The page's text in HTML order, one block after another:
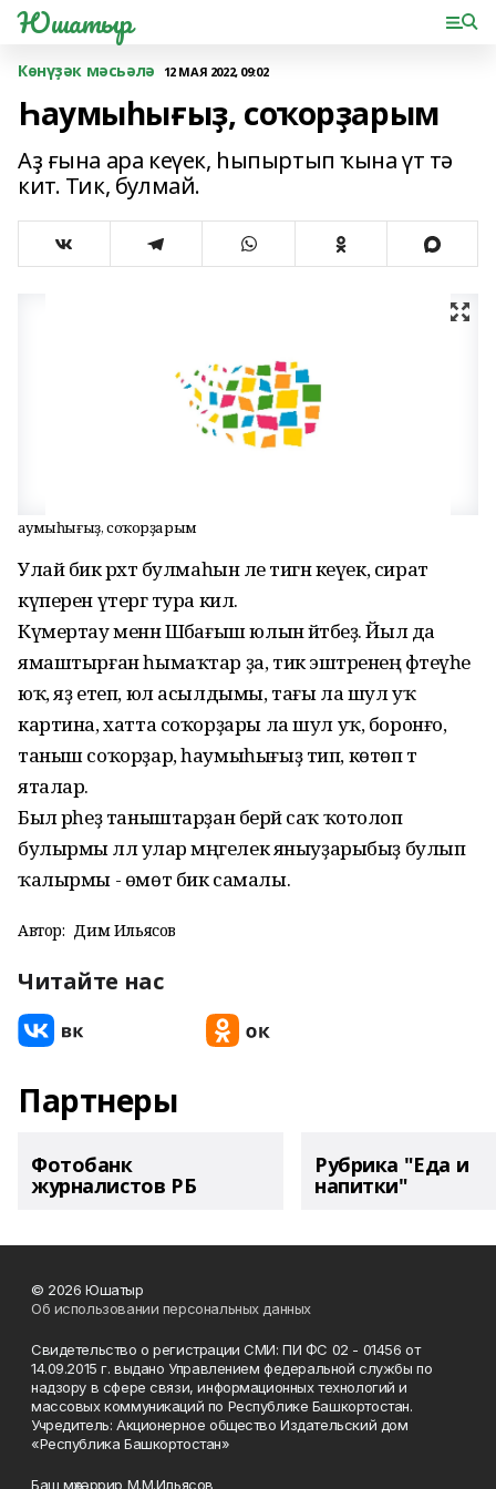
Юшатыр
Көнүҙәк мәсьәлә 12 МАЯ 2022, 09:02
Һаумыһығыҙ, соҡорҙарым
Аҙ ғына ара кеүек, һыпыртып ҡына үт тә
кит. Тик, булмай.
Һаумыһығыҙ, соҡорҙарым
Улай бик рәхәт булмаһын әле тигән кеүек, сират
күперен үтергә тура килә.
Күмертау менән Шәбағыш юлын әйтәбеҙ. Йыл да
ямаштырған һымаҡтар ҙа, тик эштәренең фәтеүәһе
юҡ, яҙ етеп, юл асылдымы, тағы ла шул уҡ
картина, хатта соҡорҙары ла шул уҡ, боронғо,
таныш соҡорҙар, һаумыһығыҙ тип, көтөп тә
яталар.
Был әрһеҙ таныштарҙан берәй саҡ ҡотолоп
булырмы әллә улар мәңгелек яныуҙарыбыҙ булып
ҡалырмы - өмөт бик самалы.
Автор: Дим Ильясов
Читайте нас
Партнеры
Фотобанк
журналистов РБ
Рубрика "Еда и
напитки"
© 2026 Юшатыр
Об использовании персональных данных
Свидетельство о регистрации СМИ: ПИ ФС 02 - 01456 от
14.09.2015 г. выдано Управлением федеральной службы по
надзору в сфере связи, информационных технологий и
массовых коммуникаций по Республике Башкортостан.
Учредитель: Акционерное общество Издательский дом
«Республика Башкортостан»
Баш мөхәррир М.М.Ильясов